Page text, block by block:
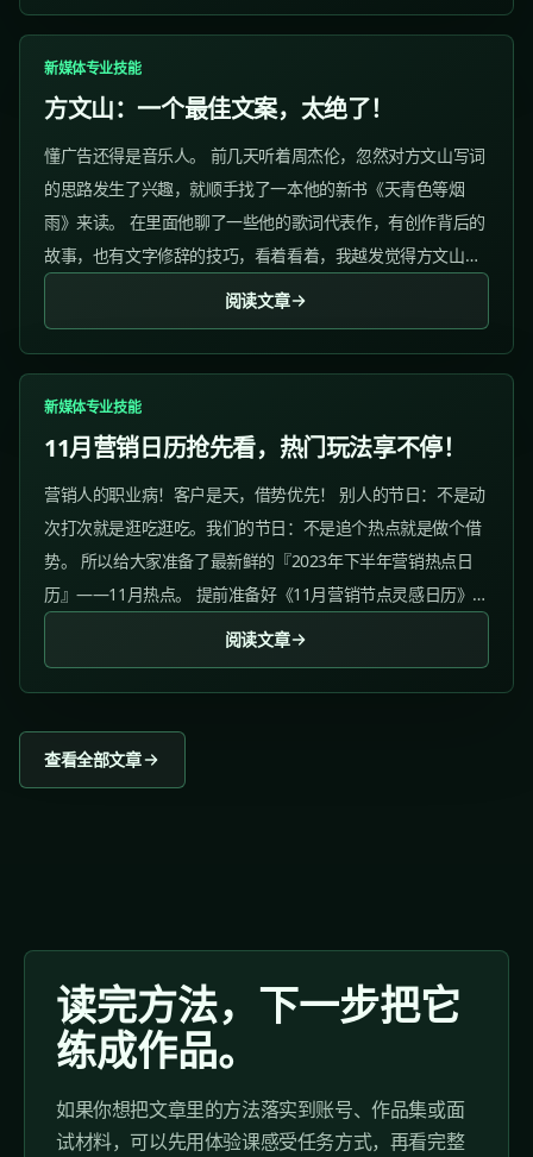
新媒体专业技能
方文山：一个最佳文案，太绝了！
懂广告还得是音乐人。 前几天听着周杰伦，忽然对方文山写词
的思路发生了兴趣，就顺手找了一本他的新书《天青色等烟
雨》来读。 在里面他聊了一些他的歌词代表作，有创作背后的
故事，也有文字修辞的技巧，看着看着，我越发觉得方文山聊
的内容，完全可以作为广告文案的创作指南来读。 方文山的创
作指南可简称“一三五”，...
阅读文章
新媒体专业技能
11月营销日历抢先看，热门玩法享不停！
营销人的职业病！客户是天，借势优先！ 别人的节日：不是动
次打次就是逛吃逛吃。我们的节日：不是追个热点就是做个借
势。 所以给大家准备了最新鲜的『2023年下半年营销热点日
历』——11月热点。 提前准备好《11月营销节点灵感日历》让
活动选题提前占位！ 01、万圣节 活动时间：10月30日11月1
日 热点指数：★★★★★...
阅读文章
查看全部文章
读完方法，下一步把它
练成作品。
如果你想把文章里的方法落实到账号、作品集或面
试材料，可以先用体验课感受任务方式，再看完整